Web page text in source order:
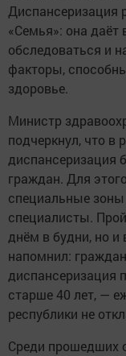
Диспансеризация
«Семья»: она даёт
обследоваться и
факторы,
здоровье.
Министр
подчеркнул, что в
диспансеризация
граждан. Для
специальные
специалисты.
днём в будни, но и
напомнил:
диспансеризация
старше 40 лет, —
республики не
Среди прошедших